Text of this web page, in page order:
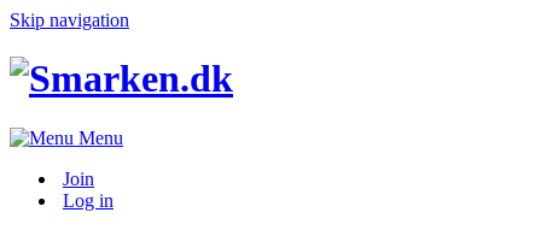
Skip navigation
Menu
Join
Log in